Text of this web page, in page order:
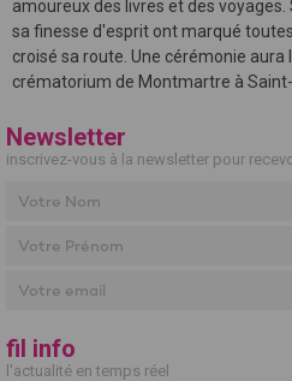
amoureux des livres et des
sa finesse d'esprit ont marqué
croisé sa route. Une cérémonie aura
crématorium de Montmartre à Saint-
Newsletter
inscrivez-vous à la newsletter pour
fil info
l'actualité en temps réel